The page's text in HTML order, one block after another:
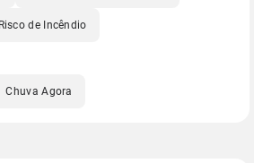
Risco de Incêndio
Chuva Agora